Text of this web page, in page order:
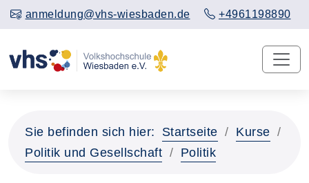
anmeldung@vhs-wiesbaden.de +4961198890
Sie befinden sich hier: Startseite
Kurse
Politik und Gesellschaft
Politik